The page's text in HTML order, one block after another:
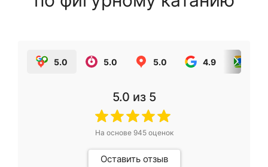
5.0 5.0 5.0 4.9
5.0 из 5
На основе 945оценок
Оставить отзыв